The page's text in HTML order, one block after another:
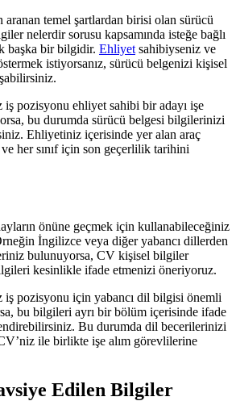
aranan temel şartlardan birisi olan sürücü
nelerdir sorusu kapsamında isteğe bağlı
başka bir bilgidir. Ehliyet sahibiyseniz ve
istiyorsanız, sürücü belgenizi kişisel
iş pozisyonu ehliyet sahibi bir adayı işe
bu durumda sürücü belgesi bilgilerinizi
Ehliyetiniz içerisinde yer alan araç
ve her sınıf için son geçerlilik tarihini
önüne geçmek için kullanabileceğiniz
İngilizce veya diğer yabancı dillerden
bulunuyorsa, CV kişisel bilgiler
kesinlikle ifade etmenizi öneriyoruz.
iş pozisyonu için yabancı dil bilgisi önemli
bu bilgileri ayrı bir bölüm içerisinde ifade
Bu durumda dil becerilerinizi
ile birlikte işe alım görevlilerine
Edilen Bilgiler